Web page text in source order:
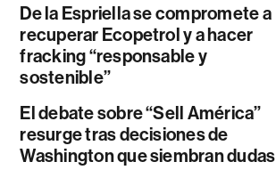
De la Espriella se compromete a
recuperar Ecopetrol y a hacer
fracking “responsable y
sostenible”
El debate sobre “Sell América”
resurge tras decisiones de
Washington que siembran dudas